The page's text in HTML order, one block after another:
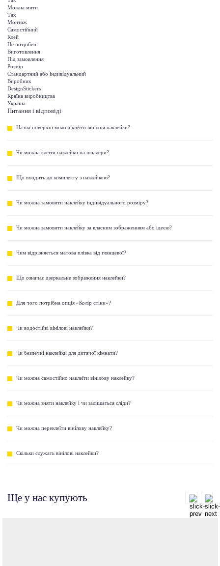
Можна мити
Так
Монтаж
Самостійний
Клей
Не потрібен
Виготовлення
Під замовлення
Розмір
Стандартний або індивідуальний
Виробник
DesignStickers
Країна виробництва
Україна
Питання і відповіді
На які поверхні можна клеїти вінілові наклейки?
Чи можна клеїти наклейки на шпалери?
Що входить до комплекту з наклейкою?
Чи можна замовити наклейку індивідуального розміру?
Чи можна замовити наклейку за власним зображенням або ідеєю?
Чим відрізняється матова плівка від глянцевої?
Що означає дзеркальне зображення наклейки?
Для чого потрібна опція «Колір стіни»?
Чи водостійкі вінілові наклейки?
Чи безпечні наклейки для дитячої кімнати?
Чи можна самостійно наклеїти вінілову наклейку?
Чи можна зняти наклейку і чи залишаться сліди?
Чи можна переклеїти вінілову наклейку?
Скільки служать вінілові наклейки?
Ще у нас купують